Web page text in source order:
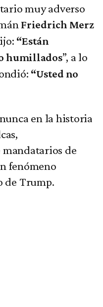
muy adverso
Friedrich Merz
“Están
humillados”, a lo
“Usted no
en la historia
de
fenómeno
de Trump.